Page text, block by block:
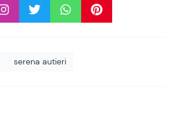
serena autieri